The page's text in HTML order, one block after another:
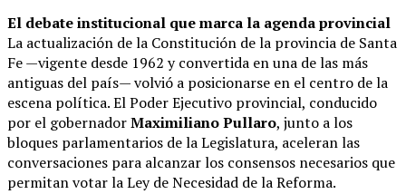
El debate institucional que marca la agenda provincial
La actualización de la Constitución de la provincia de Santa
Fe —vigente desde 1962 y convertida en una de las más
antiguas del país— volvió a posicionarse en el centro de la
escena política. El Poder Ejecutivo provincial, conducido
por el gobernadorMaximiliano Pullaro, junto a los
bloques parlamentarios de la Legislatura, aceleran las
conversaciones para alcanzar los consensos necesarios que
permitan votar la Ley de Necesidad de la Reforma.